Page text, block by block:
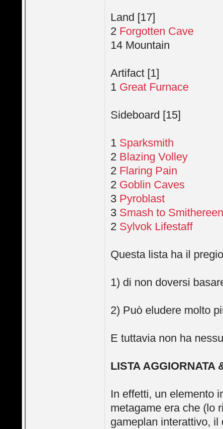
Land [17]
2 Forgotten Cave
14 Mountain
Artifact [1]
1 Great Furnace
Sideboard [15]
1 Sparksmith
2 Blazing Volley
2 Flaring Pain
2 Goblin Caves
3 Pyroblast
3 Smash to
2 Sylvok Lifestaff
Questa lista ha il
1) di non doversi
2) Può eludere molto
E tuttavia non ha
LISTA AGGIORNATA
In effetti, un elemento
metagame era che (lo
gameplan interattivo,